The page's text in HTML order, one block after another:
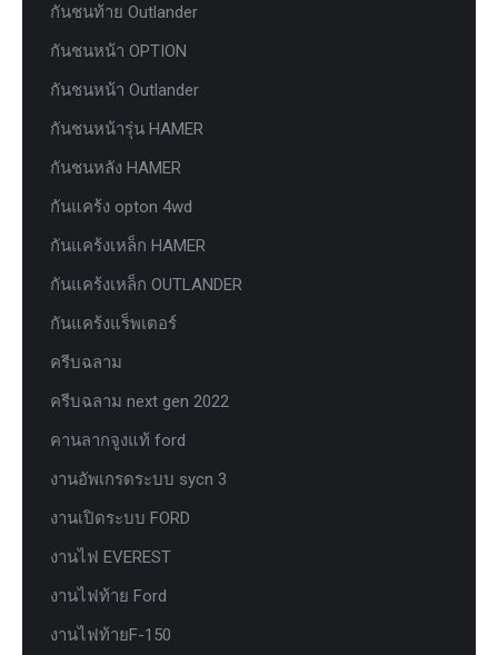
กันชนท้าย Outlander
กันชนหน้า OPTION
กันชนหน้า Outlander
กันชนหน้ารุ่น HAMER
กันชนหลัง HAMER
กันแคร้ง opton 4wd
กันแคร้งเหล็ก HAMER
กันแคร้งเหล็ก OUTLANDER
กันแคร้งแร็พเตอร์
ครีบฉลาม
ครีบฉลาม next gen 2022
คานลากจูงแท้ ford
งานอัพเกรดระบบ sycn 3
งานเปิดระบบ FORD
งานไฟ EVEREST
งานไฟท้าย Ford
งานไฟท้ายF-150